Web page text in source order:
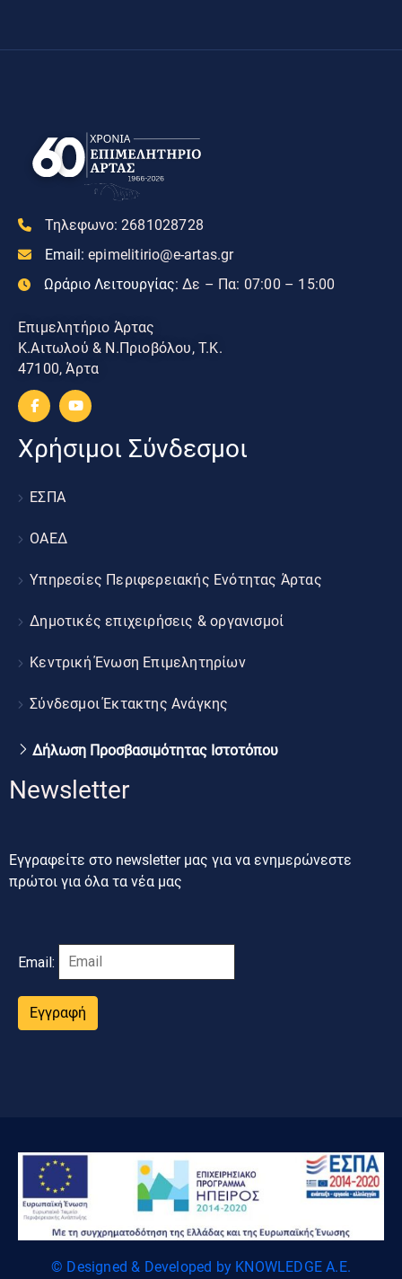
Τηλεφωνο: 2681028728
Email: epimelitirio@e-artas.gr
Ωράριο Λειτουργίας: Δε – Πα: 07:00 – 15:00
Επιμελητήριο Άρτας
Κ.Αιτωλού & Ν.Πριοβόλου, Τ.Κ.
47100, Άρτα
Χρήσιμοι Σύνδεσμοι
ΕΣΠΑ
ΟΑΕΔ
Υπηρεσίες Περιφερειακής Ενότητας Άρτας
Δημοτικές επιχειρήσεις & οργανισμοί
Κεντρική Ένωση Επιμελητηρίων
Σύνδεσμοι Έκτακτης Ανάγκης
Δήλωση Προσβασιμότητας Ιστοτόπου
Newsletter
Εγγραφείτε στο newsletter μας για να ενημερώνεστε
πρώτοι για όλα τα νέα μας
Email:
Εγγραφή
© Designed & Developed by KNOWLEDGE A.E.